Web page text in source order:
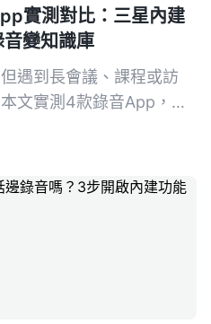
實測對比：三星內建
變知識庫
遇到長會議、課程或訪
文實測4款錄音App，從